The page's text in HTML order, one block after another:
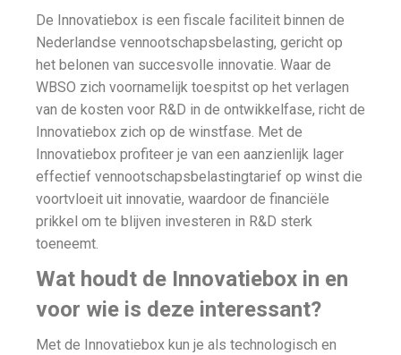
De Innovatiebox is een fiscale faciliteit binnen de
Nederlandse vennootschapsbelasting, gericht op
het belonen van succesvolle innovatie. Waar de
WBSO zich voornamelijk toespitst op het verlagen
van de kosten voor R&D in de ontwikkelfase, richt de
Innovatiebox zich op de winstfase. Met de
Innovatiebox profiteer je van een aanzienlijk lager
effectief vennootschapsbelastingtarief op winst die
voortvloeit uit innovatie, waardoor de financiële
prikkel om te blijven investeren in R&D sterk
toeneemt.
Wat houdt de Innovatiebox in en
voor wie is deze interessant?
Met de Innovatiebox kun je als technologisch en